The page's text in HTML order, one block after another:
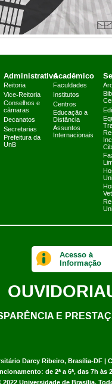
Administrativo
Reitoria
Vice-Reitoria
Conselhos e
câmaras
Decanatos
Secretarias
Prefeitura da
UnB
Acadêmico
Faculdades
Institutos
Centros
Educação a
Distância
Assuntos
Internacionais
Darcy Ribeiro, Brasília-DF |
de 2ª a 6ª, das 7h às
Acesso à
Informação
OUVIDORIA
E